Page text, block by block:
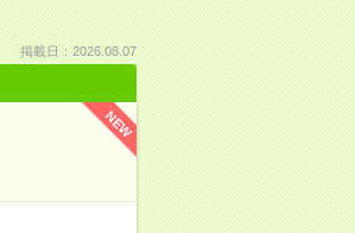
掲載日：2026.08.07
NEW